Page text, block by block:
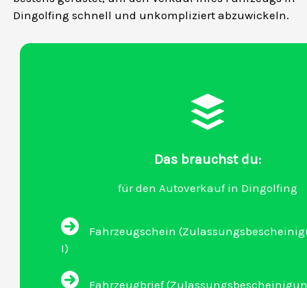
Dingolfing schnell und unkompliziert abzuwickeln.
Das brauchst du:
für den Autoverkauf in Dingolfing
Fahrzeugschein
I)
Fahrzeugbrief